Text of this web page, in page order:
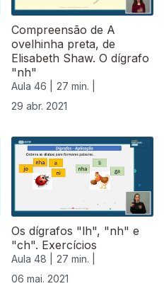
Compreensão de A
ovelhinha preta, de
Elisabeth Shaw. O dígrafo
"nh"
Aula 46 |
27 min. |
29 abr. 2021
Os dígrafos "lh", "nh" e
"ch". Exercícios
Aula 48 |
27 min. |
06 mai. 2021